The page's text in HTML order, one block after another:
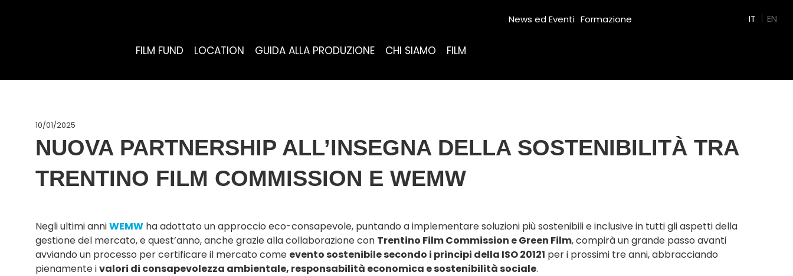
FILM FUND LOCATION GUIDA ALLA PRODUZIONE CHI SIAMO FILM
News ed Eventi Formazione IT EN
10/01/2025
NUOVA PARTNERSHIP ALL’INSEGNA DELLA SOSTENIBILITÀ TRA
TRENTINO FILM COMMISSION E WEMW
Negli ultimi anniWEMW ha adottato un approccio eco-consapevole, puntando a implementare soluzioni più sostenibili e inclusive in tutti gli aspetti della
gestione del mercato, e quest’anno, anche grazie alla collaborazione con Trentino Film Commission e Green Film, compirà un grande passo avanti
avviando un processo per certificare il mercato come evento sostenibile secondo i principi della ISO 20121 per i prossimi tre anni, abbracciando
pienamente ivalori di consapevolezza ambientale, responsabilità economica e sostenibilità sociale.